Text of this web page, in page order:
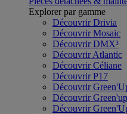
Explorer par gamme
Découvrir Drivia
Découvrir Mosaic
Découvrir DMX³
Découvrir Atlantic
Découvrir Céliane
Découvrir P17
Découvrir
Découvrir
Découvrir